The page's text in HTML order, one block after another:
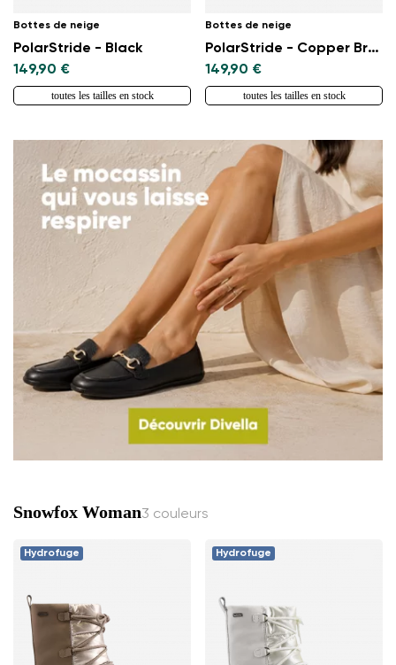
Bottes de neige
PolarStride - Black
149,90 €
toutes les tailles en stock
Bottes de neige
PolarStride - Copper Brown
149,90 €
toutes les tailles en stock
Snowfox Woman3 couleurs
Hydrofuge Hydrofuge